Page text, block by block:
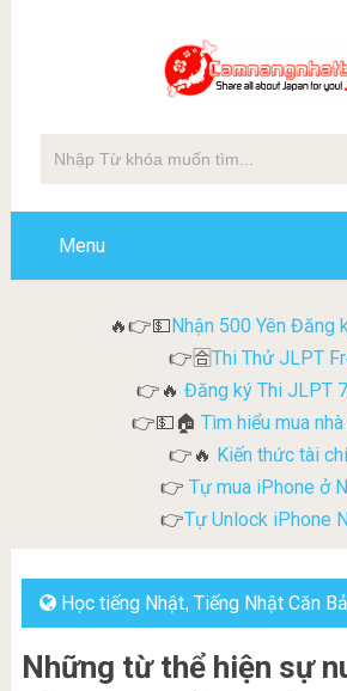
Menu
🔥👉💵Nhận 500 Yên Đăng
👉🈴Thi Thử JLPT
👉🔥 Đăng ký Thi JLPT
👉💵🏠Tìm hiểu mua
👉🔥 Kiến thức tài
👉 Tự mua iPhone ở
👉Tự Unlock iPhone
Học tiếng Nhật, Tiếng Nhật Căn
Những từ thể hiện sự